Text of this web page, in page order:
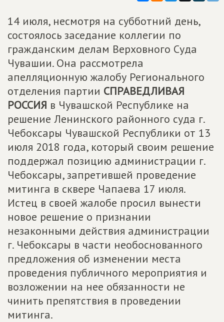
14 июля, несмотря на субботний день,
состоялось заседание коллегии по
гражданским делам Верховного Суда
Чувашии. Она рассмотрела
апелляционную жалобу Регионального
отделения партии СПРАВЕДЛИВАЯ
РОССИЯ в Чувашской Республике на
решение Ленинского районного суда г.
Чебоксары Чувашской Республики от 13
июля 2018 года, который своим решение
поддержал позицию администрации г.
Чебоксары, запретившей проведение
митинга в сквере Чапаева 17 июля.
Истец в своей жалобе просил вынести
новое решение о признании
незаконными действия администрации
г. Чебоксары в части необоснованного
предложения об изменении места
проведения публичного мероприятия и
возложении на нее обязанности не
чинить препятствия в проведении
митинга.